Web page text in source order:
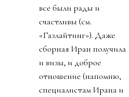
все были рады и
счастливы (см.
«Газлайтинг»). Даже
сборная Иран получила
и визы, и доброе
отношение (напомню,
специалистам Ирана и